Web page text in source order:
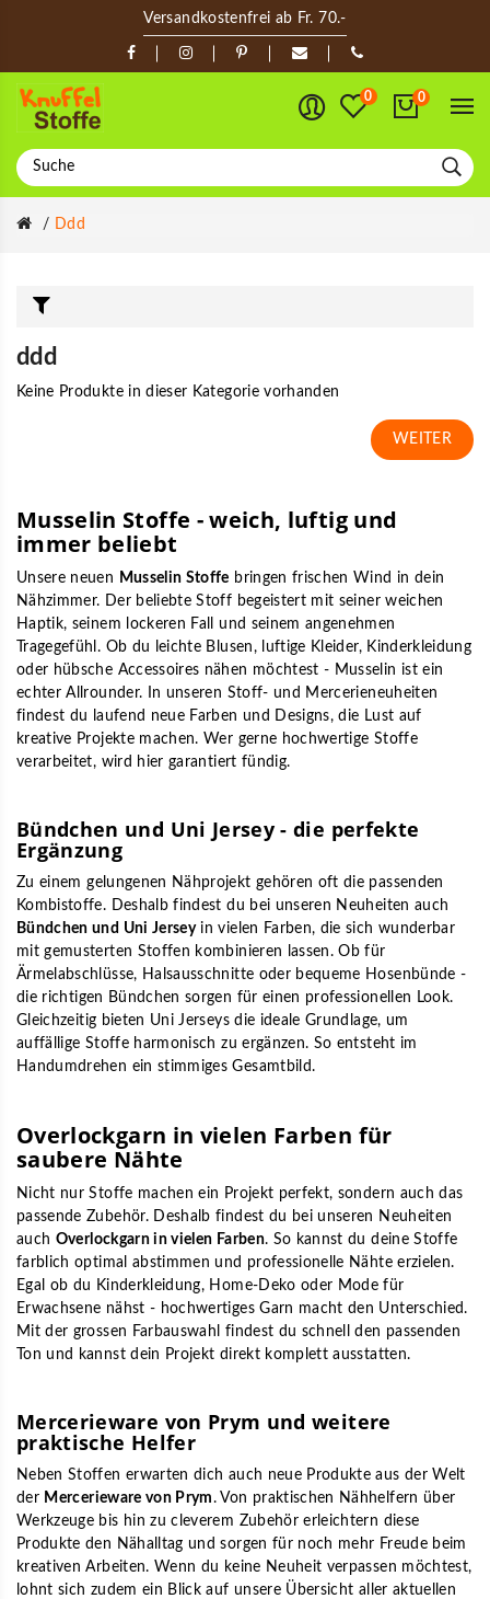
Versandkostenfrei ab Fr. 70.-
0 0
Ddd
ddd
Keine Produkte in dieser Kategorie vorhanden
WEITER
Musselin Stoffe - weich, luftig und
immer beliebt
Unsere neuen Musselin Stoffe bringen frischen Wind in dein
Nähzimmer. Der beliebte Stoff begeistert mit seiner weichen
Haptik, seinem lockeren Fall und seinem angenehmen
Tragegefühl. Ob du leichte Blusen, luftige Kleider, Kinderkleidung
oder hübsche Accessoires nähen möchtest - Musselin ist ein
echter Allrounder. In unseren Stoff- und Mercerieneuheiten
findest du laufend neue Farben und Designs, die Lust auf
kreative Projekte machen. Wer gerne hochwertige Stoffe
verarbeitet, wird hier garantiert fündig.
Bündchen und Uni Jersey - die perfekte
Ergänzung
Zu einem gelungenen Nähprojekt gehören oft die passenden
Kombistoffe. Deshalb findest du bei unseren Neuheiten auch
Bündchen und Uni Jerseyin vielen Farben, die sich wunderbar
mit gemusterten Stoffen kombinieren lassen. Ob für
Ärmelabschlüsse, Halsausschnitte oder bequeme Hosenbünde -
die richtigen Bündchen sorgen für einen professionellen Look.
Gleichzeitig bieten Uni Jerseys die ideale Grundlage, um
auffällige Stoffe harmonisch zu ergänzen. So entsteht im
Handumdrehen ein stimmiges Gesamtbild.
Overlockgarn in vielen Farben für
saubere Nähte
Nicht nur Stoffe machen ein Projekt perfekt, sondern auch das
passende Zubehör. Deshalb findest du bei unseren Neuheiten
auch Overlockgarn in vielen Farben. So kannst du deine Stoffe
farblich optimal abstimmen und professionelle Nähte erzielen.
Egal ob du Kinderkleidung, Home-Deko oder Mode für
Erwachsene nähst - hochwertiges Garn macht den Unterschied.
Mit der grossen Farbauswahl findest du schnell den passenden
Ton und kannst dein Projekt direkt komplett ausstatten.
Mercerieware von Prym und weitere
praktische Helfer
Neben Stoffen erwarten dich auch neue Produkte aus der Welt
der Mercerieware von Prym. Von praktischen Nähhelfern über
Werkzeuge bis hin zu cleverem Zubehör erleichtern diese
Produkte den Nähalltag und sorgen für noch mehr Freude beim
kreativen Arbeiten. Wenn du keine Neuheit verpassen möchtest,
lohnt sich zudem ein Blick auf unsere Übersicht aller aktuellen